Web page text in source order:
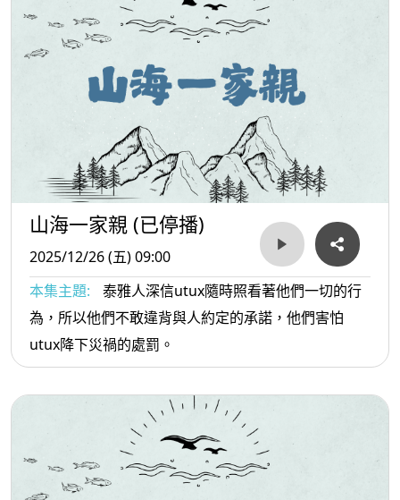
山海一家親 (已停播)
2025/12/26 (五) 09:00
本集主題:
泰雅人深信utux隨時照看著他們一切的行
為，所以他們不敢違背與人約定的承諾，他們害怕
utux降下災禍的處罰。